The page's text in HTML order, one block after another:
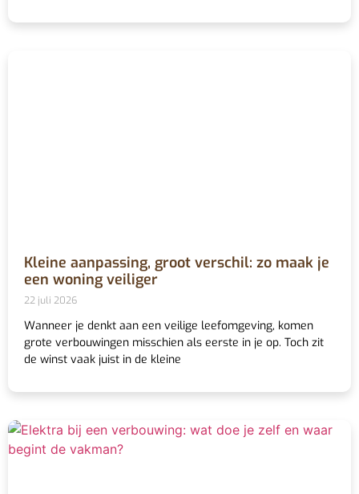
Kleine aanpassing, groot verschil: zo maak je
een woning veiliger
22 juli 2026
Wanneer je denkt aan een veilige leefomgeving, komen
grote verbouwingen misschien als eerste in je op. Toch zit
de winst vaak juist in de kleine